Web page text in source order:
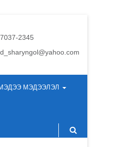
7037-2345
d_sharyngol@yahoo.com
МЭДЭЭЛЭЛ